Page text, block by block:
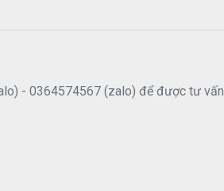
- 0364574567 (zalo) để được tư vấn